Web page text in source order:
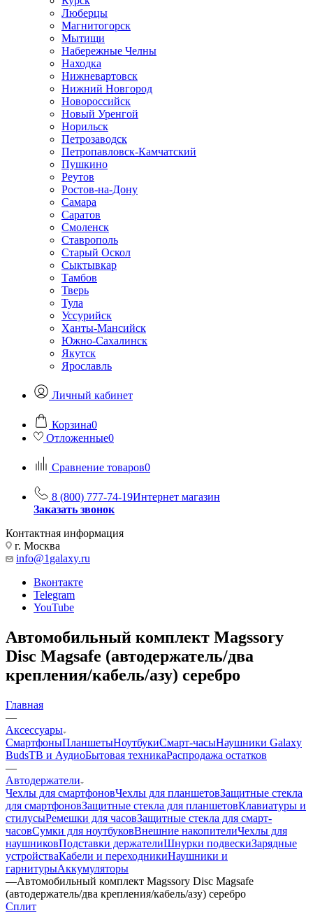
Люберцы
Магнитогорск
Мытищи
Набережные Челны
Находка
Нижневартовск
Нижний Новгород
Новороссийск
Новый Уренгой
Норильск
Петрозаводск
Петропавловск-Камчатский
Пушкино
Реутов
Ростов-на-Дону
Самара
Саратов
Смоленск
Ставрополь
Старый Оскол
Сыктывкар
Тамбов
Тверь
Тула
Уссурийск
Ханты-Мансийск
Южно-Сахалинск
Якутск
Ярославль
Личный кабинет
Корзина0
Отложенные0
Сравнение товаров0
8 (800) 777-74-19Интернет магазин
Заказать звонок
Контактная информация
г. Москва
info@1galaxy.ru
Вконтакте
Telegram
YouTube
Автомобильный комплект Magssory
Disc Magsafe (автодержатель/два
крепления/кабель/азу) серебро
Главная
—
Аксессуары
СмартфоныПланшетыНоутбукиСмарт-часыНаушники Galaxy
BudsТВ и АудиоБытовая техникаРаспродажа остатков
—
Автодержатели
Чехлы для смартфоновЧехлы для планшетовЗащитные стекла
для смартфоновЗащитные стекла для планшетовКлавиатуры и
стилусыРемешки для часовЗащитные стекла для смарт-
часовСумки для ноутбуковВнешние накопителиЧехлы для
наушниковПодставки держателиШнурки подвескиЗарядные
устройстваКабели и переходникиНаушники и
гарнитурыАккумуляторы
—Автомобильный комплект Magssory Disc Magsafe
(автодержатель/два крепления/кабель/азу) серебро
Сплит